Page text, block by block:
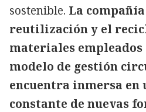
sostenible. La
reutilización y el
materiales empleados
modelo de gestión
encuentra inmersa en
constante de nuevas